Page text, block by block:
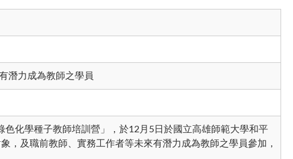
潛力成為教師之學員
化學種子教師培訓營」，於12月5日於國立高雄師範大學和平
，及職前教師、實務工作者等未來有潛力成為教師之學員參加，